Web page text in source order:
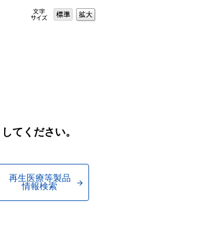
してください。
再生医療等製品
情報検索